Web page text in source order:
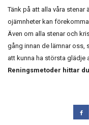
Tänk på att alla våra stenar
ojämnheter kan
Även om alla stenar och
gång innan de lämnar oss,
att kunna ha största glädje
Reningsmetoder hittar